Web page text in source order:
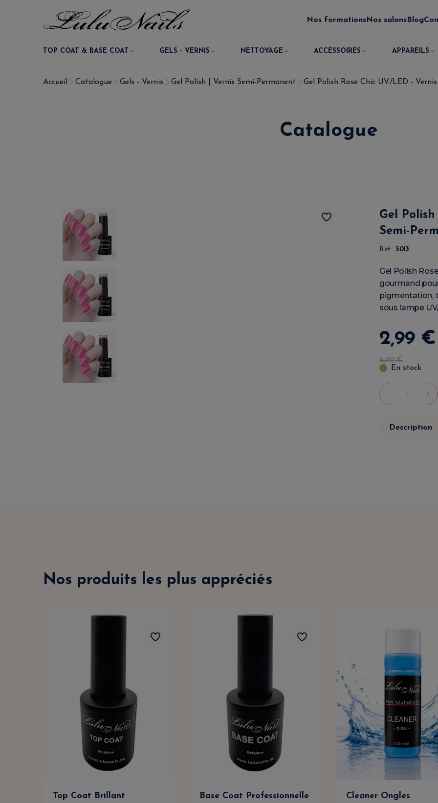
Nos formationsNos salons Blog
TOP COAT & BASE COAT GELS - VERNIS NETTOYAGE ACCESSOIRES APPAREILS
Accueil Catalogue Gels - Vernis Gel Polish | Vernis Semi-Permanent Gel Polish Rose Chic UV/LED - Vernis
Catalogue
Gel
Semi-
Réf : 5013
Gel Polish
gourmand
pigmentation,
sous lampe
2,99 €
6,90€
En stock
- +
Description
Nos produits les plus appréciés
Top Coat Brillant
Base Coat Professionnelle
Cleaner Ongles